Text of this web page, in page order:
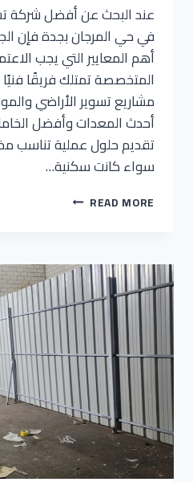
عند البحث عن أفضل شركة
في حي المرجان بجدة فإن
أهم المعايير التي يجب
المتخصصة تمتلك فريقًا
مشاريع تسوير الأراضي
أحدث المعدات وأفضل
تقديم حلول عملية تناسب
سواء كانت سكنية…
READ MORE